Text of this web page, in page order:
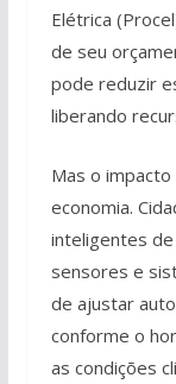
Elétrica
de seu
pode reduzir
liberando
Mas o
economia.
inteligentes
sensores e
de ajustar
conforme o
as condições